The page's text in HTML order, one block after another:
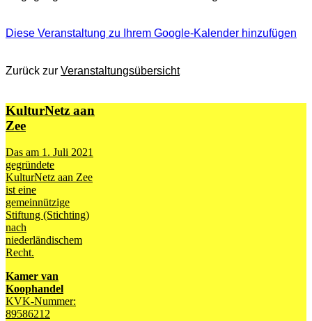
Diese Veranstaltung zu Ihrem Google-Kalender hinzufügen
Zurück zur Veranstaltungsübersicht
KulturNetz aan
Zee
Das am 1. Juli 2021
gegründete
KulturNetz aan Zee
ist eine
gemeinnützige
Stiftung (Stichting)
nach
niederländischem
Recht.
Kamer van
Koophandel
KVK-Nummer:
89586212